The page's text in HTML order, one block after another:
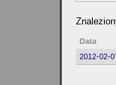
Data
2012-02-